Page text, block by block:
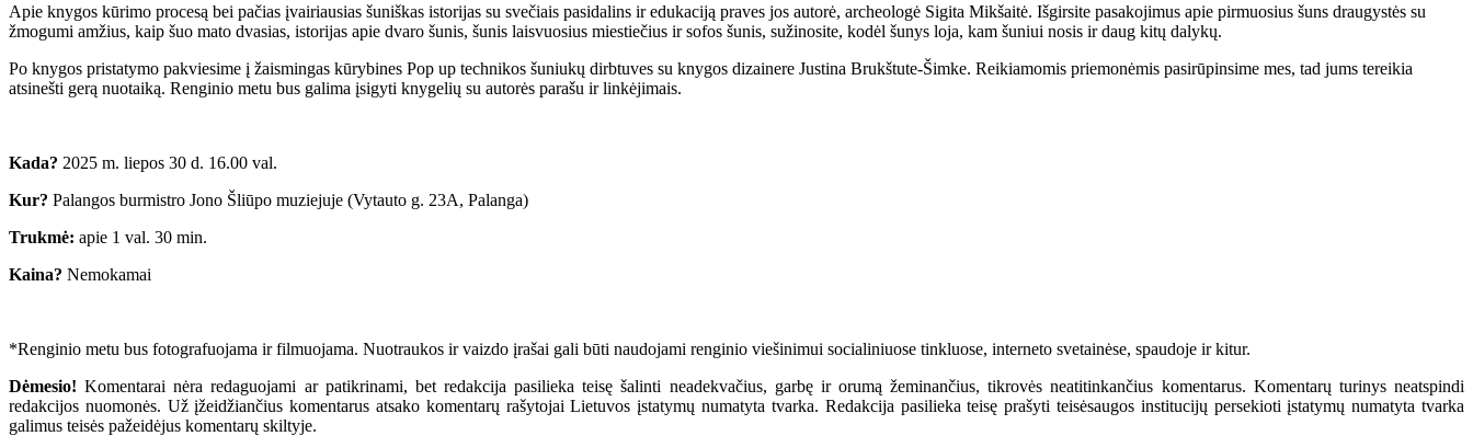
Apie knygos kūrimo procesą bei pačias įvairiausias šuniškas istorijas su svečiais pasidalins ir edukaciją praves jos autorė, archeologė Sigita Mikšaitė. Išgirsite pasakojimus apie pirmuosius šuns draugystės su
žmogumi amžius, kaip šuo mato dvasias, istorijas apie dvaro šunis, šunis laisvuosius miestiečius ir sofos šunis, sužinosite, kodėl šunys loja, kam šuniui nosis ir daug kitų dalykų.
Po knygos pristatymo pakviesime į žaismingas kūrybines Pop up technikos šuniukų dirbtuves su knygos dizainere Justina Brukštute-Šimke. Reikiamomis priemonėmis pasirūpinsime mes, tad jums tereikia
atsinešti gerą nuotaiką. Renginio metu bus galima įsigyti knygelių su autorės parašu ir linkėjimais.
Kada? 2025 m. liepos 30 d. 16.00 val.
Kur? Palangos burmistro Jono Šliūpo muziejuje (Vytauto g. 23A, Palanga)
Trukmė: apie 1 val. 30 min.
Kaina? Nemokamai
*Renginio metu bus fotografuojama ir filmuojama. Nuotraukos ir vaizdo įrašai gali būti naudojami renginio viešinimui socialiniuose tinkluose, interneto svetainėse, spaudoje ir kitur.
Dėmesio! Komentarai nėra redaguojami ar patikrinami, bet redakcija pasilieka teisę šalinti neadekvačius, garbę ir orumą žeminančius, tikrovės neatitinkančius komentarus. Komentarų turinys neatspindi
redakcijos nuomonės. Už įžeidžiančius komentarus atsako komentarų rašytojai Lietuvos įstatymų numatyta tvarka. Redakcija pasilieka teisę prašyti teisėsaugos institucijų persekioti įstatymų numatyta tvarka
galimus teisės pažeidėjus komentarų skiltyje.